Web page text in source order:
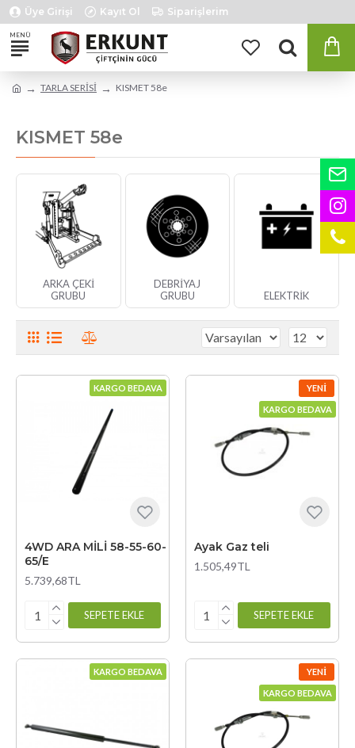
Üye Girişi Kayıt Ol Siparişlerim
TARLA SERİSİ KISMET 58e
KISMET 58e
ARKA ÇEKİ
GRUBU
DEBRİYAJ
GRUBU
ELEKTRİK
KARGO BEDAVA
4WD ARA MİLİ 58-55-60-
65/E
5.739,68TL
SEPETE EKLE
YENI
KARGO BEDAVA
Ayak Gaz teli
1.505,49TL
SEPETE EKLE
KARGO BEDAVA YENI
KARGO BEDAVA